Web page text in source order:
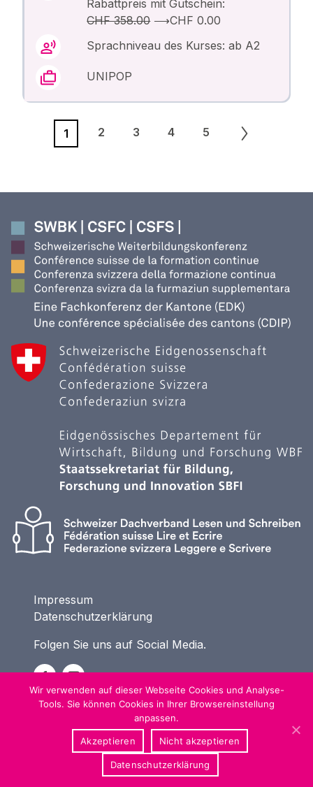
Rabattpreis mit Gutschein:
CHF 358.00⟶CHF 0.00
Sprachniveau des Kurses: ab A2
UNIPOP
1 2 3 4 5
Impressum
Datenschutzerklärung
Folgen Sie uns auf Social Media.
Wir verwenden auf dieser Webseite Cookies und Analyse-
Tools. Sie können Cookies in Ihrer Browsereinstellung
anpassen.
Akzeptieren Nicht akzeptieren
Datenschutzerklärung